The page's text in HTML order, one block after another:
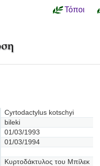
Τόποι
Cyrtodactylus kotschyi
bileki
01/03/1993
01/03/1994
Κυρτοδάκτυλος του Μπίλεκ